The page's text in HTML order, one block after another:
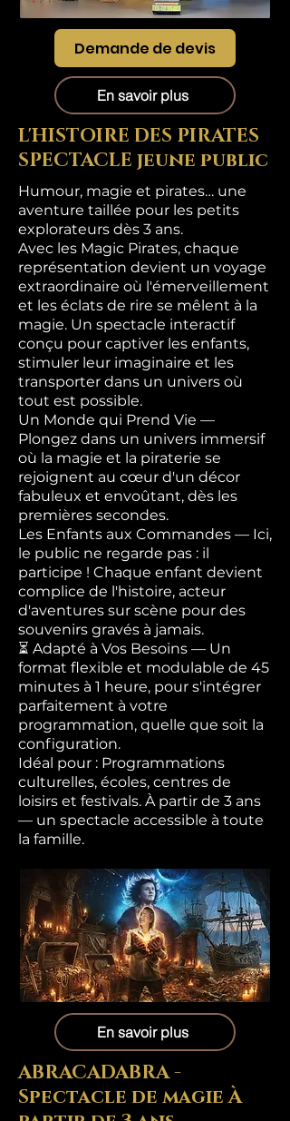
Demande de devis
En savoir plus
L'HISTOIRE DES PIRATES
SPECTACLE jeune public
Humour, magie et pirates… une
aventure taillée pour les petits
explorateurs dès 3 ans.
Avec les Magic Pirates, chaque
représentation devient un voyage
extraordinaire où l'émerveillement
et les éclats de rire se mêlent à la
magie. Un spectacle interactif
conçu pour captiver les enfants,
stimuler leur imaginaire et les
transporter dans un univers où
tout est possible.
Un Monde qui Prend Vie —
Plongez dans un univers immersif
où la magie et la piraterie se
rejoignent au cœur d'un décor
fabuleux et envoûtant, dès les
premières secondes.
Les Enfants aux Commandes — Ici,
le public ne regarde pas : il
participe ! Chaque enfant devient
complice de l'histoire, acteur
d'aventures sur scène pour des
souvenirs gravés à jamais.
⏳ Adapté à Vos Besoins — Un
format flexible et modulable de 45
minutes à 1 heure, pour s'intégrer
parfaitement à votre
programmation, quelle que soit la
configuration.
Idéal pour : Programmations
culturelles, écoles, centres de
loisirs et festivals. À partir de 3 ans
— un spectacle accessible à toute
la famille.
En savoir plus
ABRACADABRA -
Spectacle de magie À